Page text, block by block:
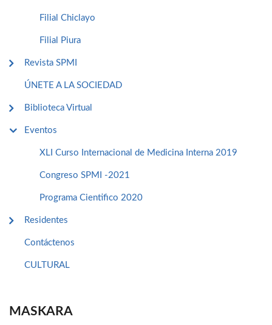
Filial Chiclayo
Filial Piura
Revista SPMI
ÚNETE A LA SOCIEDAD
Biblioteca Virtual
Eventos
XLI Curso Internacional de Medicina Interna 2019
Congreso SPMI -2021
Programa Cientifico 2020
Residentes
Contáctenos
CULTURAL
MASKARA